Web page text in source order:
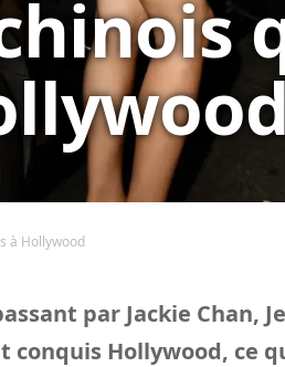
à Hollywood
par Jackie Chan,
Hollywood, ce